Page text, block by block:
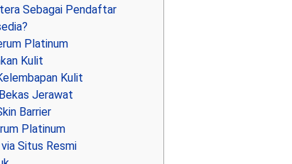
Sebagai Pendaftar
Platinum
Kulit
Kulit
Jerawat
Barrier
Platinum
Situs Resmi